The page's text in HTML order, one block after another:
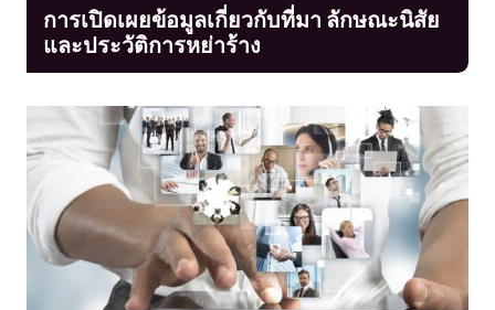
การเปิดเผยข้อมูลเกี่ยวกับที่มา ลักษณะนิสัย
และประวัติการหย่าร้าง